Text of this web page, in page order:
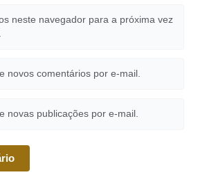
neste navegador para a próxima vez
novos comentários por e-mail.
novas publicações por e-mail.